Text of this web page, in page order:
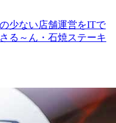
少ない店舗運営をITで
る～ん・石焼ステーキ